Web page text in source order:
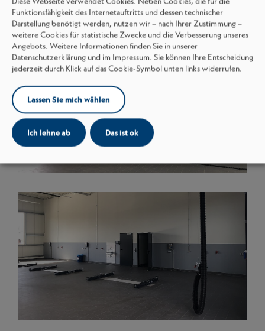
Funktionsfähigkeit des Internetauftritts und dessen technischer
Darstellung benötigt werden, nutzen wir – nach Ihrer Zustimmung –
weitere Cookies für statistische Zwecke und die Verbesserung unseres
Angebots. Weitere Informationen finden Sie in unserer
Datenschutzerklärung und im Impressum. Sie können Ihre Entscheidung
jederzeit durch Klick auf das Cookie-Symbol unten links widerrufen.
Lassen Sie mich wählen
Ich lehne ab Das ist ok